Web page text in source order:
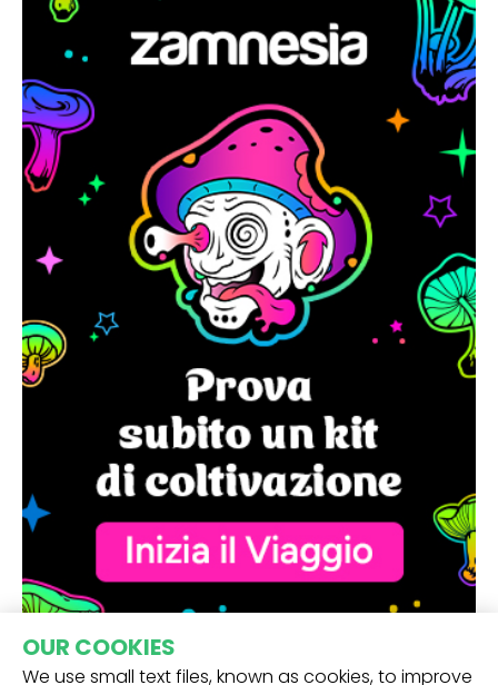
OUR COOKIES
We use small text files, known as cookies, to improve